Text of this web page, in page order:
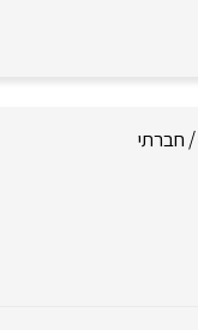
/ חברתי